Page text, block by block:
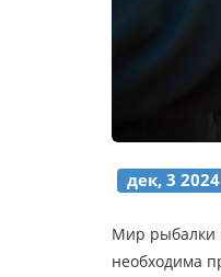
дек, 3 2024
Мир рыбалки
необходима